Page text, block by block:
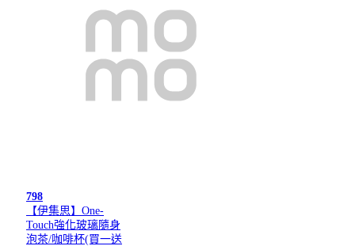
798
【伊集思】One-
Touch強化玻璃隨身
泡茶/咖啡杯(買一送